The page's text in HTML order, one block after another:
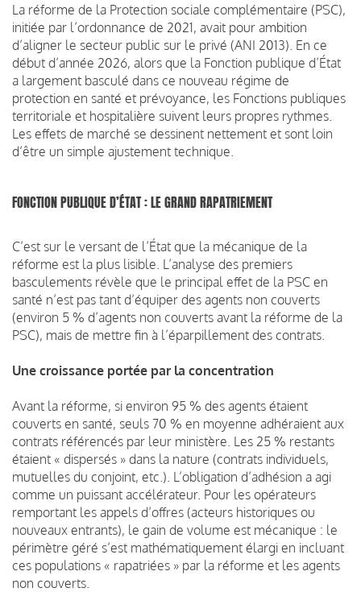
La réforme de la Protection sociale complémentaire (PSC),
initiée par l’ordonnance de 2021, avait pour ambition
d’aligner le secteur public sur le privé (ANI 2013). En ce
début d’année 2026, alors que la Fonction publique d’État
a largement basculé dans ce nouveau régime de
protection en santé et prévoyance, les Fonctions publiques
territoriale et hospitalière suivent leurs propres rythmes.
Les effets de marché se dessinent nettement et sont loin
d’être un simple ajustement technique.
FONCTION PUBLIQUE D’ÉTAT : LE GRAND RAPATRIEMENT
C’est sur le versant de l’État que la mécanique de la
réforme est la plus lisible. L’analyse des premiers
basculements révèle que le principal effet de la PSC en
santé n’est pas tant d’équiper des agents non couverts
(environ 5 % d’agents non couverts avant la réforme de la
PSC), mais de mettre fin à l’éparpillement des contrats.
Une croissance portée par la concentration
Avant la réforme, si environ 95 % des agents étaient
couverts en santé, seuls 70 % en moyenne adhéraient aux
contrats référencés par leur ministère. Les 25 % restants
étaient « dispersés » dans la nature (contrats individuels,
mutuelles du conjoint, etc.). L’obligation d’adhésion a agi
comme un puissant accélérateur. Pour les opérateurs
remportant les appels d’offres (acteurs historiques ou
nouveaux entrants), le gain de volume est mécanique : le
périmètre géré s’est mathématiquement élargi en incluant
ces populations « rapatriées » par la réforme et les agents
non couverts.